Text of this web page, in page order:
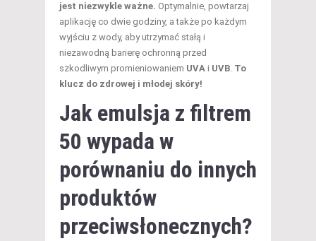
jest niezwykle ważne. Optymalnie, powtarzaj
aplikację co dwie godziny, a także po każdym
wyjściu z wody, aby utrzymać stałą i
niezawodną barierę ochronną przed
szkodliwym promieniowaniem UVA i UVB. To
klucz do zdrowej i młodej skóry!
Jak emulsja z filtrem
50 wypada w
porównaniu do innych
produktów
przeciwsłonecznych?